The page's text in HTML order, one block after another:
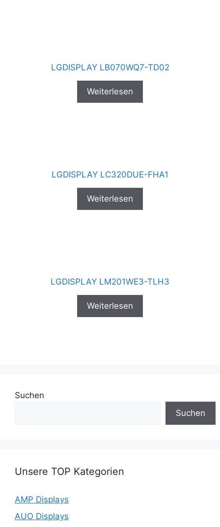
LGDISPLAY LB070WQ7-TD02
Weiterlesen
LGDISPLAY LC320DUE-FHA1
Weiterlesen
LGDISPLAY LM201WE3-TLH3
Weiterlesen
Suchen
Suchen
Unsere TOP Kategorien
AMP Displays
AUO Displays